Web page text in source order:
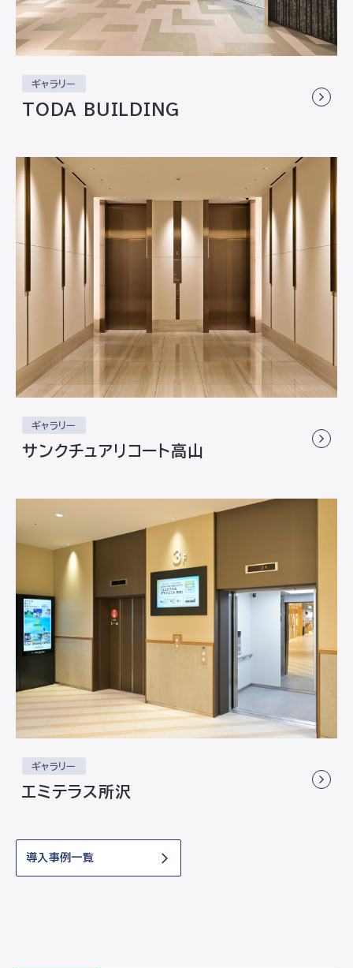
ギャラリー
TODA BUILDING
ギャラリー
サンクチュアリコート高山
ギャラリー
エミテラス所沢
導入事例一覧